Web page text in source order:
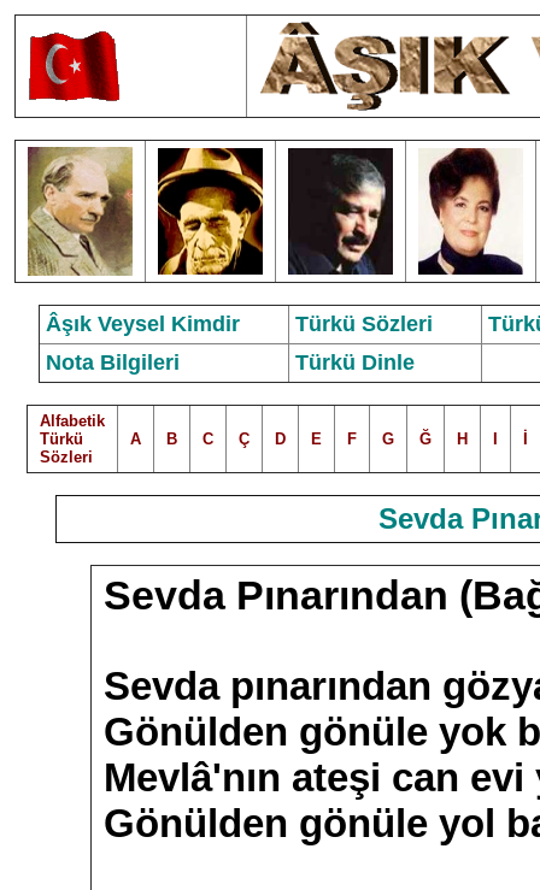
Âşık Veysel Kimdir Türkü Sözleri
Nota Bilgileri
Türkü Dinle
Alfabetik
Türkü
Sözleri
A B C Ç D E F G Ğ H
Sevda
Sevda Pınarından
Sevda pınarından
Gönülden gönüle yok
Mevlâ'nın ateşi can evi
Gönülden gönüle yol